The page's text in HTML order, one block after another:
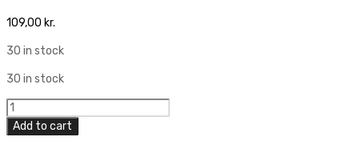
109,00 kr.
30 in stock
30 in stock
Moto
Pro
Clutch
Add to cart